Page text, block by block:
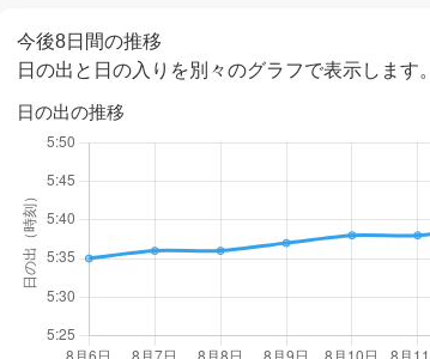
今後8日間の推移
日の出と日の入りを別々のグラフで表示します。
日の出の推移